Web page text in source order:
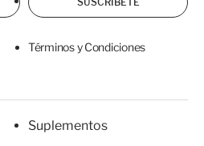
Términos y Condiciones
Suplementos